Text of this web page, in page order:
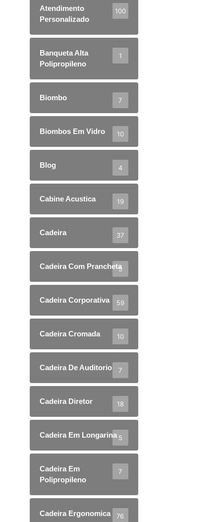
Atendimento
Personalizado
100
Banqueta Alta
Polipropileno
1
Biombo 7
Biombos Em Vidro 10
Blog 4
Cabine Acustica 19
Cadeira 37
Cadeira Com Prancheta
5
Cadeira Corporativa 59
Cadeira Cromada 10
Cadeira De Auditorio 7
Cadeira Diretor 18
Cadeira Em Longarina 5
Cadeira Em
Polipropileno
7
Cadeira Ergonomica 76